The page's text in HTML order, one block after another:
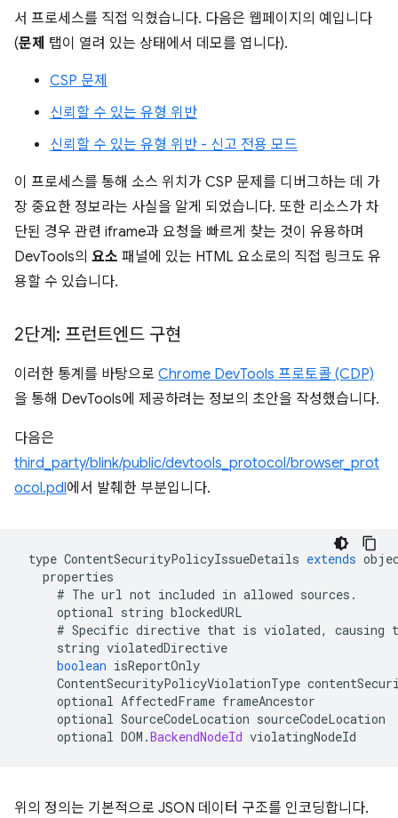
서 프로세스를 직접 익혔습니다. 다음은 웹페이지의 예입니다
(문제 탭이 열려 있는 상태에서 데모를 엽니다).
CSP 문제
신뢰할 수 있는 유형 위반
신뢰할 수 있는 유형 위반 - 신고 전용 모드
이 프로세스를 통해 소스 위치가 CSP 문제를 디버그하는 데 가
장 중요한 정보라는 사실을 알게 되었습니다. 또한 리소스가 차
단된 경우 관련 iframe과 요청을 빠르게 찾는 것이 유용하며
DevTools의 요소 패널에 있는 HTML 요소로의 직접 링크도 유
용할 수 있습니다.
2단계: 프런트엔드 구현
이러한 통계를 바탕으로 Chrome DevTools 프로토콜 (CDP)
을 통해 DevTools에 제공하려는 정보의 초안을 작성했습니다.
다음은
third_party/blink/public/devtools_protocol/browser_prot
ocol.pdl에서 발췌한 부분입니다.
type ContentSecurityPolicyIssueDetails extends
properties
# The url not included in allowed sources .
optional string blockedURL
# Specific directive that is violated, causing
string violatedDirective
boolean isReportOnly
ContentSecurityPolicyViolationType
optional AffectedFrame frameAncestor
optional SourceCodeLocation sourceCodeLocation
optional DOM .BackendNodeId violatingNodeId
위의 정의는 기본적으로 JSON 데이터 구조를 인코딩합니다.